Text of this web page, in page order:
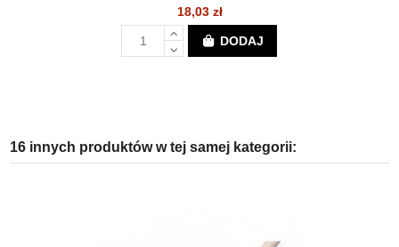
18,03 zł
DODAJ
16 innych produktów w tej samej kategorii: